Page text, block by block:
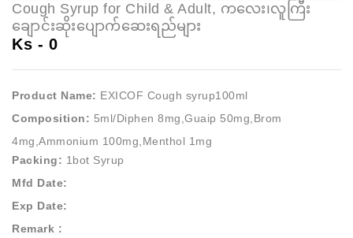
Cough Syrup for Child & Adult, ကလေး၊လူကြီး
ချောင်းဆိုးပျောက်ဆေးရည်များ
Ks - 0
Product Name: EXICOF Cough syrup100ml
Composition: 5ml/Diphen 8mg,Guaip 50mg,Brom
4mg,Ammonium 100mg,Menthol 1mg
Packing: 1bot Syrup
Mfd Date:
Exp Date:
Remark :